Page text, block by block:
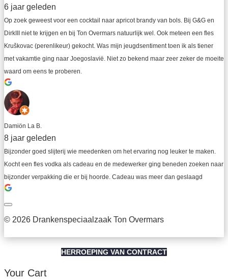
6 jaar geleden
Op zoek geweest voor een cocktail naar apricot brandy van bols. Bij G&G en
DirkIII niet te krijgen en bij Ton Overmars natuurlijk wel. Ook meteen een fles
Kruškovac (perenlikeur) gekocht. Was mijn jeugdsentiment toen ik als tiener
met vakamtie ging naar Joegoslavië. Niet zo bekend maar zeer zeker de moeite
waard om eens te proberen.
Damiön La B.
8 jaar geleden
Bijzonder goed slijterij wie meedenken om het ervaring nog leuker te maken.
Kocht een fles vodka als cadeau en de medewerker ging beneden zoeken naar
bijzonder verpakking die er bij hoorde. Cadeau was meer dan geslaagd
© 2026 Drankenspeciaalzaak Ton Overmars
HERROEPING VAN CONTRACT
Your Cart